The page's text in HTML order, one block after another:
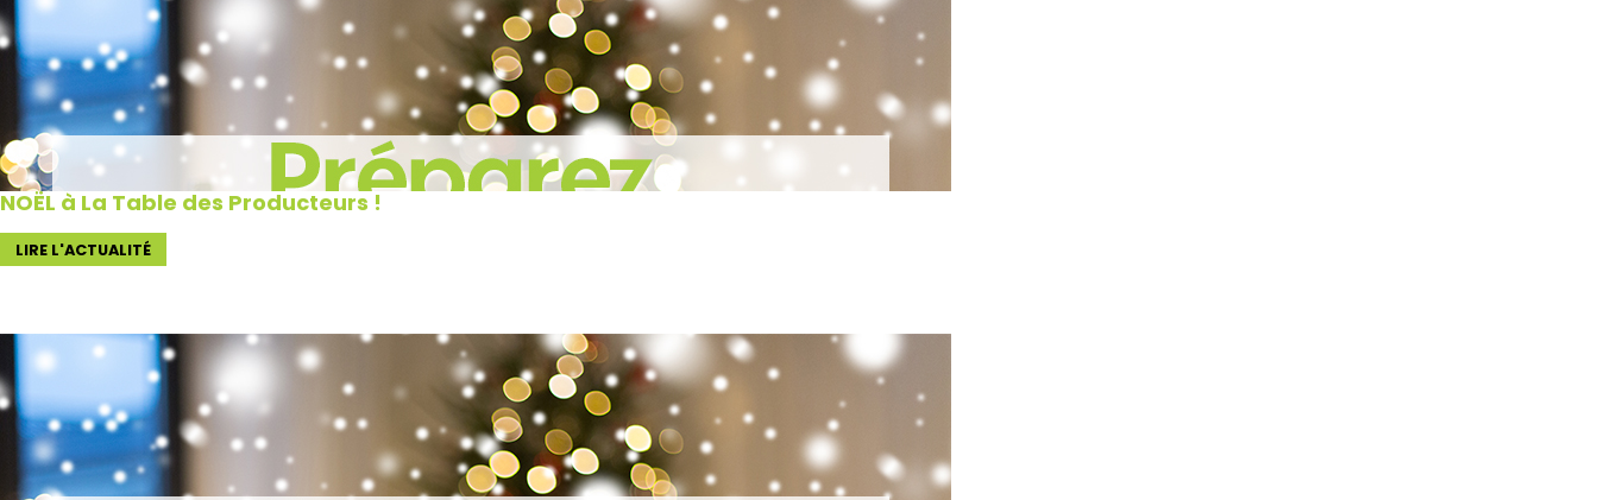
NOËL à La Table des Producteurs !
LIRE L'ACTUALITÉ